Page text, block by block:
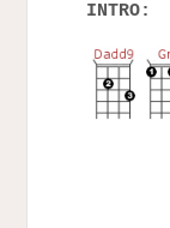
INTRO: